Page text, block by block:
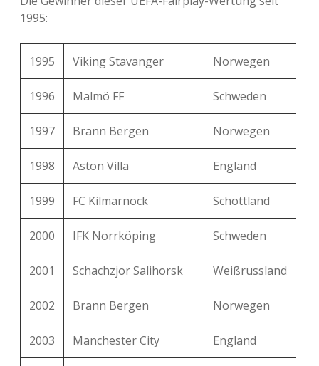
FC Valencia
MSK Zilina –
Olympique
Marseille
0:7
Inter – FC Schalke 04
2:5 (Tore
und
Highlights
FC
Nordsjaelland
Schachtjar
Chelsea –
Nordsjaelland
6:1
München
–
6:1 (Tore
und
Highlights)
Galatasaray – Real Madrid 1:6
1995:
1995 Viking Stavanger Norwegen
1996 Malmö FF Schweden
1997 Brann Bergen Norwegen
1998 Aston Villa England
1999 FC Kilmarnock Schottland
2000 IFK Norrköping Schweden
2001 Schachzjor Salihorsk Weißrussland
2002 Brann Bergen Norwegen
2003 Manchester City England